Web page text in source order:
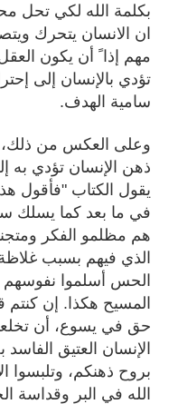
بكلمة الله لكي تحل
ان الانسان يتحرك
مهم إذا ً أن يكون
تؤدي بالإنسان إلى
سامية الهدف.
وعلى العكس من ذلك،
ذهن الإنسان تؤدي به
يقول الكتاب "فأقول
في ما بعد كما يسلك
هم مظلمو الفكر
الذي فيهم بسبب
الحس أسلموا نفوسهم
المسيح هكذا. إن
حق في يسوع، أن
الإنسان العتيق
بروح ذهنكم، وتلبسوا